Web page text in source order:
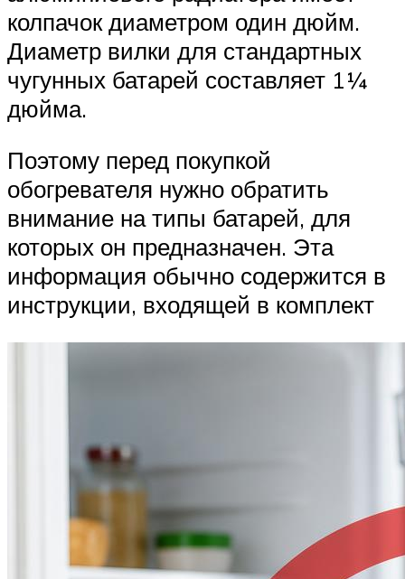
колпачок диаметром один дюйм.
Диаметр вилки для стандартных
чугунных батарей составляет 1¼
дюйма.
Поэтому перед покупкой
обогревателя нужно обратить
внимание на типы батарей, для
которых он предназначен. Эта
информация обычно содержится в
инструкции, входящей в комплект